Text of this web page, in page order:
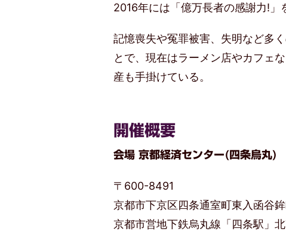
2016年には「億万長者の感謝力!」
記憶喪失や冤罪被害、失明など多
とで、現在はラーメン店やカフェ
産も手掛けている。
開催概要
会場 京都経済センター(四条烏丸)
〒600-8491
京都市下京区四条通室町東入函谷
京都市営地下鉄烏丸線「四条駅」